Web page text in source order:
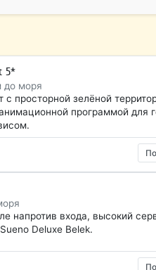
5*
до моря
просторной зелёной
программой для
напротив входа, высокий
Deluxe Belek.